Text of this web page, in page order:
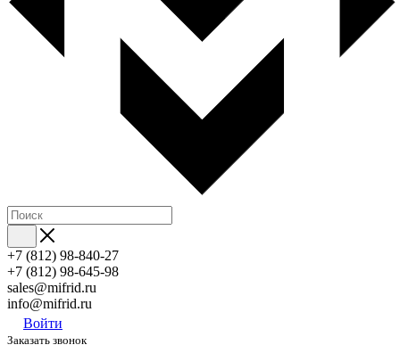
+7 (812) 98-840-27
+7 (812) 98-645-98
sales@mifrid.ru
info@mifrid.ru
Войти
Заказать звонок